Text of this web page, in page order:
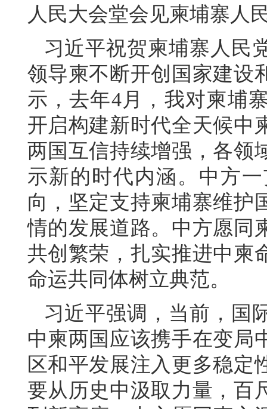
人民大会堂会见柬埔寨人
习近平祝贺柬埔寨人民
领导柬不断开创国家建设
示，去年4月，我对柬埔
开启构建新时代全天候中
两国互信持续增强，各领
示新的时代内涵。中方
向，坚定支持柬埔寨维护
情的发展道路。中方愿同
共创繁荣，扎实推进中柬
命运共同体树立典范。
习近平强调，当前，国
中柬两国应该携手在变局
区和平发展注入更多稳定
要从历史中汲取力量，百